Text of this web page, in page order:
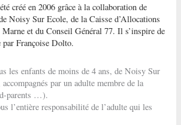
créé en 2006 grâce à la collaboration de
Noisy Sur Ecole, de la Caisse d’Allocations
Marne et du Conseil Général 77. Il s’inspire de
par Françoise Dolto.
les enfants de moins de 4 ans, de Noisy Sur
par un adulte membre de la
parents …).
l’entière responsabilité de l’adulte qui les